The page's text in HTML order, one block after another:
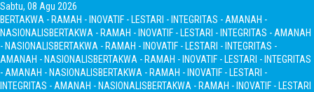
Sabtu, 08 Agu 2026
BERTAKWA - RAMAH - INOVATIF - LESTARI - INTEGRITAS - AMANAH -
NASIONALISBERTAKWA - RAMAH - INOVATIF - LESTARI - INTEGRITAS - AMANAH
- NASIONALISBERTAKWA - RAMAH - INOVATIF - LESTARI - INTEGRITAS -
AMANAH - NASIONALISBERTAKWA - RAMAH - INOVATIF - LESTARI - INTEGRITAS
- AMANAH - NASIONALISBERTAKWA - RAMAH - INOVATIF - LESTARI -
INTEGRITAS - AMANAH - NASIONALISBERTAKWA - RAMAH - INOVATIF - LESTARI